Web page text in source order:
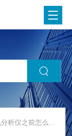
前怎么可以不了解这些！